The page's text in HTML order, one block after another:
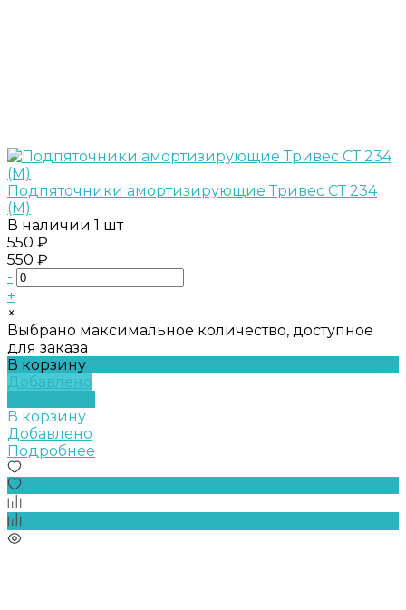
Подпяточники амортизирующие Тривес СТ 234
(M)
В наличии 1 шт
550 ₽
550 ₽
-
+
×
Выбрано максимальное количество, доступное
для заказа
В корзину
Добавлено
В корзину
Добавлено
Подробнее